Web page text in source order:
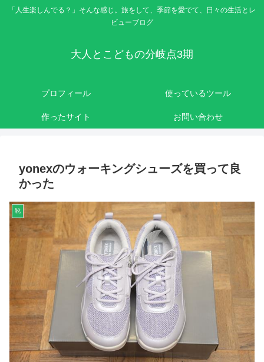
「人生楽しんでる？」そんな感じ。旅をして、季節を愛でて、日々の生活とレ
ビューブログ
大人とこどもの分岐点3期
プロフィール 使っているツール
作ったサイト お問い合わせ
yonexのウォーキングシューズを買って良
かった
靴